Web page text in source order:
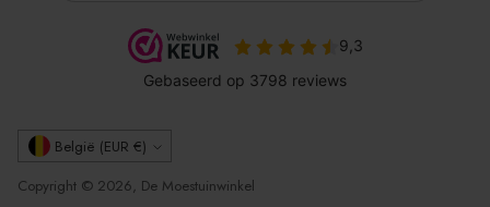
Valuta
België (EUR €)
Copyright © 2026, De Moestuinwinkel